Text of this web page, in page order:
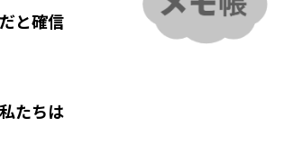
と確信
たちは